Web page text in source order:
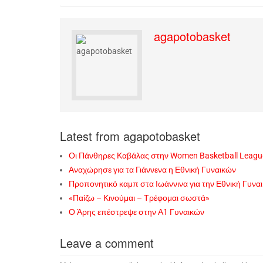
agapotobasket
Latest from agapotobasket
Οι Πάνθηρες Καβάλας στην Women Basketball
Αναχώρησε για τα Γιάννενα η Εθνική Γυναικών
Προπονητικό καμπ στα Ιωάννινα για την Εθνική
«Παίζω – Κινούμαι – Τρέφομαι σωστά»
Ο Άρης επέστρεψε στην Α1 Γυναικών
Leave a comment